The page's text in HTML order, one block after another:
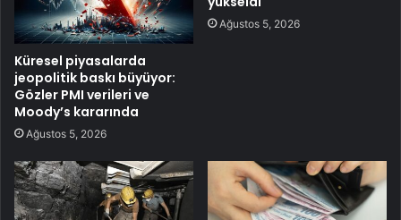
Küresel piyasalarda
jeopolitik baskı büyüyor:
Gözler PMI verileri ve
Moody’s kararında
Ağustos 5, 2026
Ağustos 5, 2026